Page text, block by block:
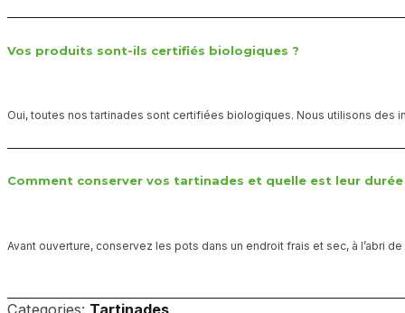
Vos produits sont-ils certifiés biologiques ?
Oui, toutes nos tartinades sont certifiées biologiques. Nous utilisons des
Comment conserver vos tartinades et quelle est leur durée
Avant ouverture, conservez les pots dans un endroit frais et sec, à l’abri
Categories: Tartinades